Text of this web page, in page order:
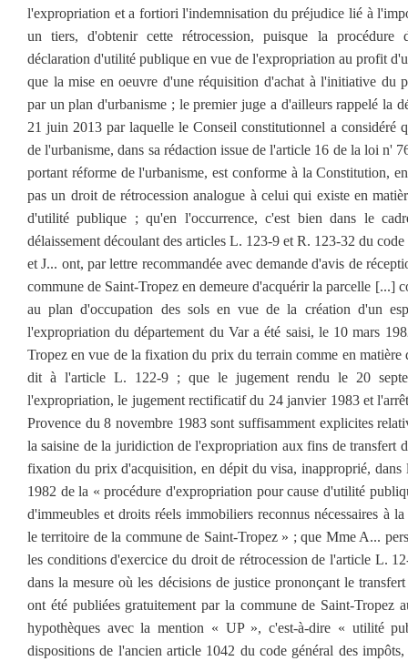
l'expropriation et a fortiori l'indemnisation du préjudice lié à
un tiers, d'obtenir cette rétrocession, puisque la procédure
déclaration d'utilité publique en vue de l'expropriation au profit
que la mise en oeuvre d'une réquisition d'achat à l'initiative du
par un plan d'urbanisme ; le premier juge a d'ailleurs rappelé la
21 juin 2013 par laquelle le Conseil constitutionnel a considéré
de l'urbanisme, dans sa rédaction issue de l'article 16 de la loi n'
portant réforme de l'urbanisme, est conforme à la Constitution,
pas un droit de rétrocession analogue à celui qui existe en
d'utilité publique ; qu'en l'occurrence, c'est bien dans le
délaissement découlant des articles L. 123-9 et R. 123-32 du
et J... ont, par lettre recommandée avec demande d'avis de
commune de Saint-Tropez en demeure d'acquérir la parcelle [...]
au plan d'occupation des sols en vue de la création d'un
l'expropriation du département du Var a été saisi, le 10 mars
Tropez en vue de la fixation du prix du terrain comme en
dit à l'article L. 122-9 ; que le jugement rendu le 20
l'expropriation, le jugement rectificatif du 24 janvier 1983 et
Provence du 8 novembre 1983 sont suffisamment explicites
la saisine de la juridiction de l'expropriation aux fins de transfert
fixation du prix d'acquisition, en dépit du visa, inapproprié, dans
1982 de la « procédure d'expropriation pour cause d'utilité
d'immeubles et droits réels immobiliers reconnus nécessaires à
le territoire de la commune de Saint-Tropez » ; que Mme A...
les conditions d'exercice du droit de rétrocession de l'article L.
dans la mesure où les décisions de justice prononçant le
ont été publiées gratuitement par la commune de Saint-Tropez
hypothèques avec la mention « UP », c'est-à-dire « utilité
dispositions de l'ancien article 1042 du code général des